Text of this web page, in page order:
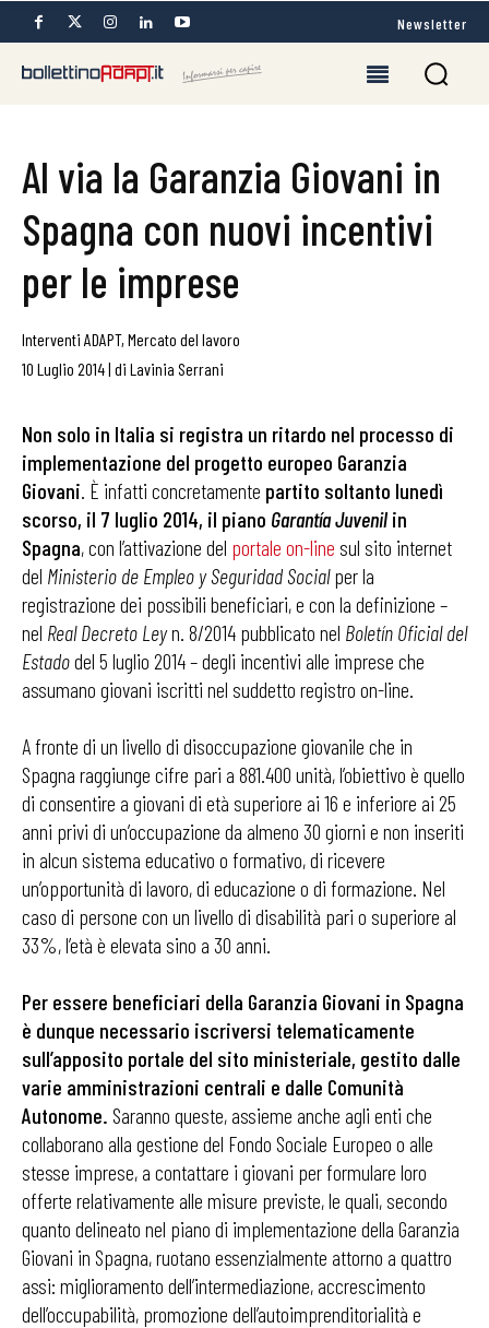
Newsletter
Al via la Garanzia Giovani in
Spagna con nuovi incentivi
per le imprese
Interventi ADAPT, Mercato del lavoro
10 Luglio 2014| di Lavinia Serrani
Non solo in Italia si registra un ritardo nel processo di
implementazione del progetto europeo Garanzia
Giovani. È infatti concretamente partito soltanto lunedì
scorso, il 7 luglio 2014, il piano Garantía Juvenil in
Spagna, con l’attivazione del portale on-line sul sito internet
del Ministerio de Empleo y Seguridad Socialper la
registrazione dei possibili beneficiari, e con la definizione –
nel Real Decreto Leyn. 8/2014 pubblicato nel Boletín Oficial del
Estadodel 5 luglio 2014 – degli incentivi alle imprese che
assumano giovani iscritti nel suddetto registro on-line.
A fronte di un livello di disoccupazione giovanile che in
Spagna raggiunge cifre pari a 881.400 unità, l’obiettivo è quello
di consentire a giovani di età superiore ai 16 e inferiore ai 25
anni privi di un’occupazione da almeno 30 giorni e non inseriti
in alcun sistema educativo o formativo, di ricevere
un’opportunità di lavoro, di educazione o di formazione. Nel
caso di persone con un livello di disabilità pari o superiore al
33%, l’età è elevata sino a 30 anni.
Per essere beneficiari della Garanzia Giovani in Spagna
è dunque necessario iscriversi telematicamente
sull’apposito portale del sito ministeriale, gestito dalle
varie amministrazioni centrali e dalle Comunità
Autonome. Saranno queste, assieme anche agli enti che
collaborano alla gestione del Fondo Sociale Europeo o alle
stesse imprese, a contattare i giovani per formulare loro
offerte relativamente alle misure previste, le quali, secondo
quanto delineato nel piano di implementazione della Garanzia
Giovani in Spagna, ruotano essenzialmente attorno a quattro
assi: miglioramento dell’intermediazione, accrescimento
dell’occupabilità, promozione dell’autoimprenditorialità e